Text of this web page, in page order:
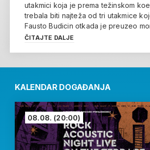
utakmici koja je prema težinskom
trebala biti najteža od tri utakmice
Fausto Budicin otkada je preuzeo
ČITAJTE DALJE
KALENDAR DOGAĐANJA
08.08. (20:00)